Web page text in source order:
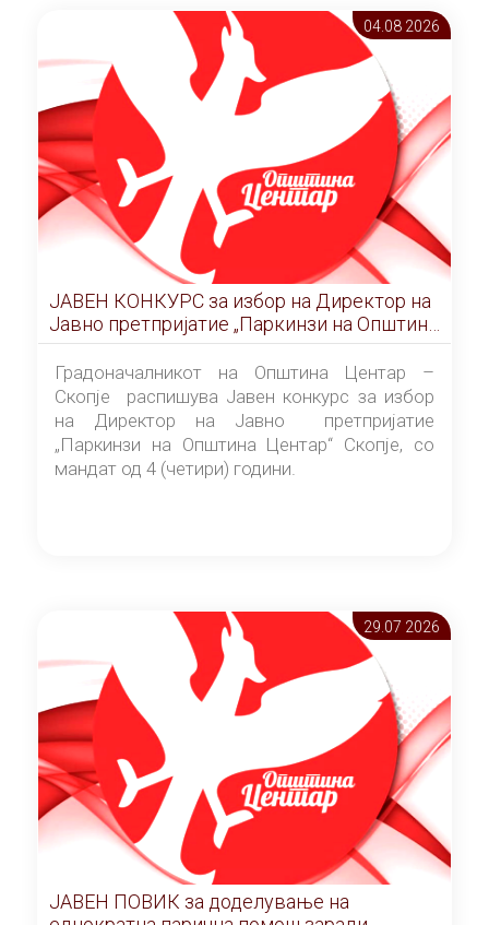
Скопје” број 9/2026), за времетраење од 3
(три) години од денот на потпишувањето на
Договорот за закуп со најповолниот
понудувач.
04.08 2026
ЈАВЕН КОНКУРС за избор на Директор на
Јавно претпријатие „Паркинзи на Општина
Центар“ – Скопје
Градоначалникот на Општина Центар –
Скопје распишува Јавен конкурс за избор
на Директор на Јавно претпријатие
„Паркинзи на Општина Центар“ Скопје, со
мандат од 4 (четири) години.
29.07 2026
ЈАВЕН ПОВИК за доделување на